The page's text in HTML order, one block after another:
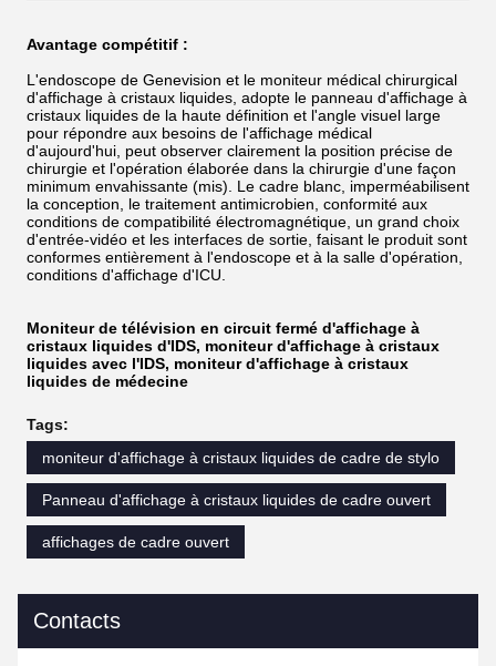
Avantage compétitif :
L'endoscope de Genevision et le moniteur médical chirurgical
d'affichage à cristaux liquides, adopte le panneau d'affichage à
cristaux liquides de la haute définition et l'angle visuel large
pour répondre aux besoins de l'affichage médical
d'aujourd'hui, peut observer clairement la position précise de
chirurgie et l'opération élaborée dans la chirurgie d'une façon
minimum envahissante (mis). Le cadre blanc, imperméabilisent
la conception, le traitement antimicrobien, conformité aux
conditions de compatibilité électromagnétique, un grand choix
d'entrée-vidéo et les interfaces de sortie, faisant le produit sont
conformes entièrement à l'endoscope et à la salle d'opération,
conditions d'affichage d'ICU.
Moniteur de télévision en circuit fermé d'affichage à
cristaux liquides d'IDS, moniteur d'affichage à cristaux
liquides avec l'IDS, moniteur d'affichage à cristaux
liquides de médecine
Tags:
moniteur d'affichage à cristaux liquides de cadre de stylo
Panneau d'affichage à cristaux liquides de cadre ouvert
affichages de cadre ouvert
Contacts